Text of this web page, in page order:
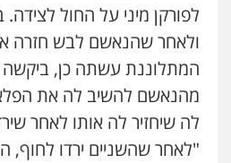
פלילי עבירות תנועה
עורכי דין לענייני
0546470989
עו"ד אבי כהן
פלילי פשיעה חמורה
סמים עבירות מין
0523647066
לפורקן מיני על החול
ולאחר שהנאשם לבש חזרה
המתלוננת עשתה כן,
מהנאשם להשיב לה את
לה שיחזיר לה אותו לאחר
"לאחר שהשניים ירדו